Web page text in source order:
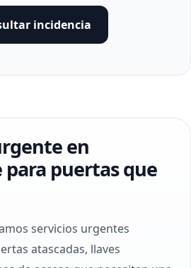
incidencia
en
para puertas que
servicios urgentes
atascadas, llaves